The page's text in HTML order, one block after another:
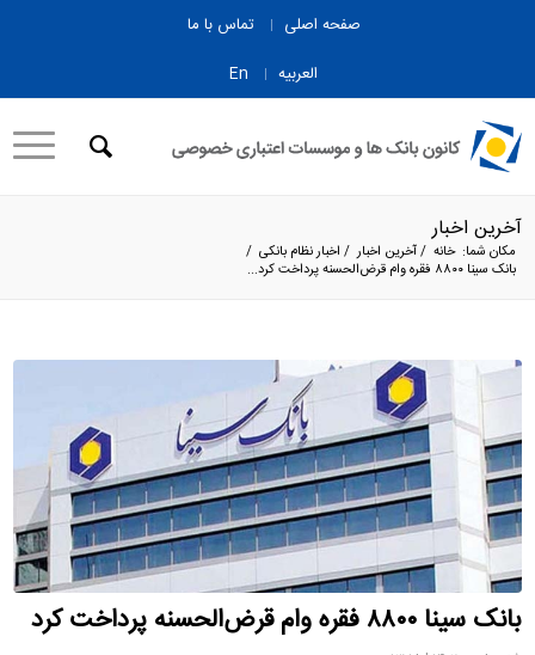
صفحه اصلی
تماس با ما
العربیه
En
آخرین اخبار
مکان شما: خانه /آخرین اخبار / اخبار نظام بانکی /
بانک سینا ۸۸۰۰ فقره وام قرض‌الحسنه پرداخت کرد...
بانک سینا ۸۸۰۰ فقره وام قرض‌الحسنه پرداخت کرد